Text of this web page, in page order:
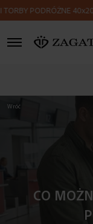
40x20x25 - RABAT
CO
Wróć